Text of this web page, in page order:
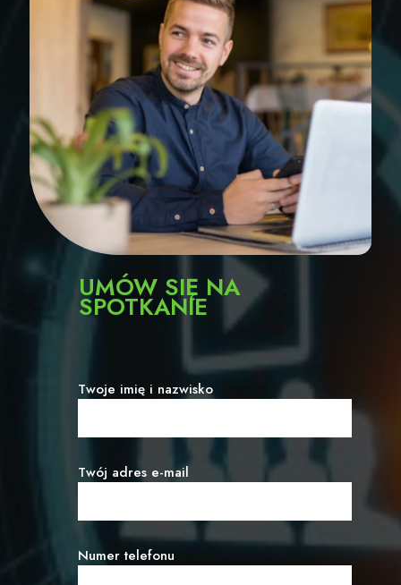
UMÓW SIĘ NA
SPOTKANIE
Twoje imię i nazwisko
Twój adres e-mail
Numer telefonu